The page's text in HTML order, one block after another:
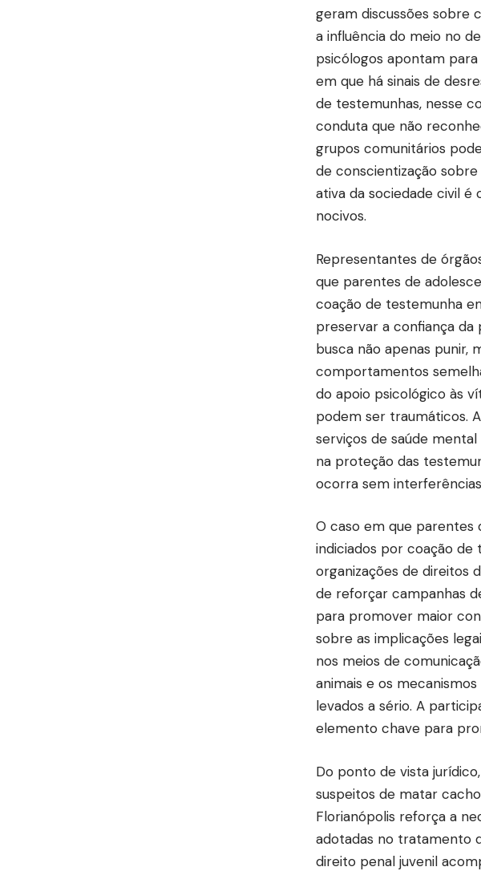
geram discussões sobre
a influência do meio no
psicólogos apontam
em que há sinais de
de testemunhas, nesse
conduta que não
grupos comunitários
de conscientização
ativa da sociedade civil
nocivos.
Representantes de
que parentes de
coação de testemunha
preservar a confiança da
busca não apenas punir,
comportamentos
do apoio psicológico às
podem ser traumáticos.
serviços de saúde
na proteção das
ocorra sem
O caso em que parentes
indiciados por coação
organizações de direitos
de reforçar campanhas
para promover maior
sobre as implicações
nos meios de
animais e os
levados a sério. A
elemento chave para
Do ponto de vista
suspeitos de matar
Florianópolis reforça a
adotadas no tratamento
direito penal juvenil